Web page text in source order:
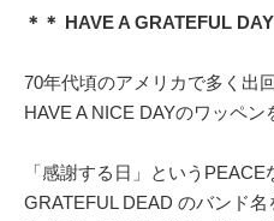
＊＊ HAVE A GRATEFUL
70年代頃のアメリカで多く出
HAVE A NICE DAYのワッペン
「感謝する日」というPEACE
GRATEFUL DEAD のバンド名